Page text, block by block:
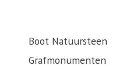
Boot Natuursteen
Grafmonumenten